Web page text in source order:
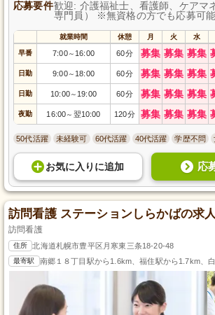
応募要件歓迎: 介護福祉士、看護師、ケアマ
専門員） ※無資格の方でも応募可能
就業時間 休憩 月 火 水
早番 7:00～ 16:00 60分 募集 募集 募集
日勤 9:00～ 18:00 60分 募集 募集 募集
日勤 10:00～ 19:00 60分 募集 募集 募集
夜勤 16:00～ 翌10:00 120分 募集 募集 募集
50代活躍 未経験可 60代活躍 40代活躍 学歴不問
お気に入り に追加 応
訪問看護 ステーションしらかばの求人
訪問看護
住所 北海道札幌市豊平区月寒東三条18-20-48
最寄駅 南郷１８丁目駅から1.6km、福住駅から1.7km、